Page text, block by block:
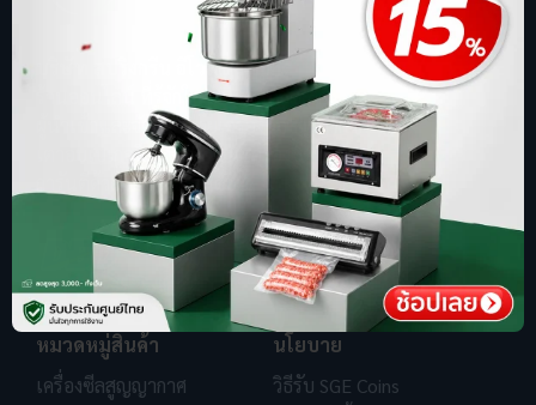
บริษัท สปริงกรีน อีโวลูชั่น จำกัด
ร้านออนไลน์ ที่รู้จักในชื่อ sgethai.com
ผู้นำเข้าและจัดจำหน่ายเครื่องซีลสูญญากาศ
เตาอบเบเกอรี่ ตู้อบลมร้อน เครื่องบดหมู
การันตีด้วยยอดขาย อันดับ 1
หมวดหมู่สินค้า
เครื่องซีลสูญญากาศ
นโยบาย
วิธีรับ SGE Coins